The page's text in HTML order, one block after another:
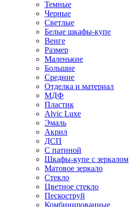
Темные
Черные
Светлые
Белые шкафы-купе
Венге
Размер
Маленькие
Большие
Средние
Отделка и материал
МДФ
Пластик
Alvic Luxe
Эмаль
Акрил
ДСП
С патиной
Шкафы-купе с зеркалом
Матовое зеркало
Стекло
Цветное стекло
Пескоструй
Комбинированные